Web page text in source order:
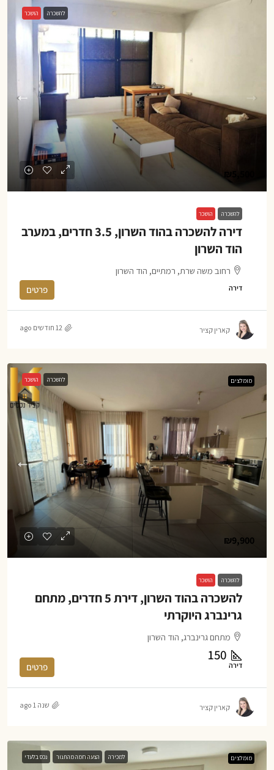
להשכרה הושכר
₪5,500
להשכרה הושכר
דירה להשכרה בהוד השרון, 3.5 חדרים, במערב
הוד השרון
רחוב משה שרת, רמתיים, הוד השרון
דירה פרטים
קארין קציר 12 חודשים ago
מומלצים להשכרה הושכר
₪9,900
להשכרה הושכר
להשכרה בהוד השרון, דירת 5 חדרים, מתחם
גרינברג היוקרתי
מתחם גרינברג, הוד השרון
150
דירה פרטים
קארין קציר שנה 1 ago
מומלצים למכירה הצעה חמה מהתנור נכס בלעדי